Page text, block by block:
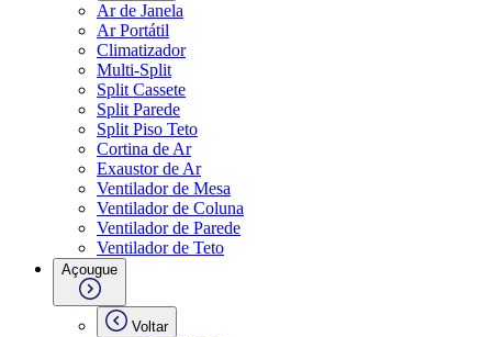
Ar de Janela
Ar Portátil
Climatizador
Multi-Split
Split Cassete
Split Parede
Split Piso Teto
Cortina de Ar
Exaustor de Ar
Ventilador de Mesa
Ventilador de Coluna
Ventilador de Parede
Ventilador de Teto
Açougue
Voltar